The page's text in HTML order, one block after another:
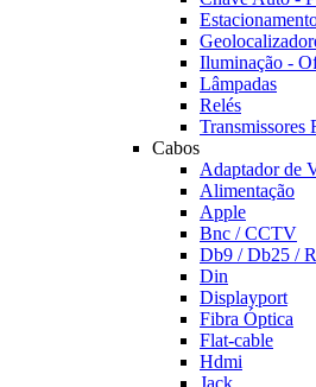
Iluminação -
Lâmpadas
Relés
Transmissores
Cabos
Adaptador de
Alimentação
Apple
Bnc / CCTV
Db9 / Db25 /
Din
Displayport
Fibra Óptica
Flat-cable
Hdmi
Jack